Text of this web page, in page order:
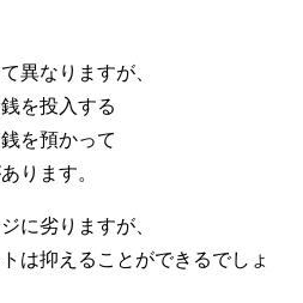
異なりますが、
を投入する
を預かって
ります。
に劣りますが、
は抑えることができるでしょ